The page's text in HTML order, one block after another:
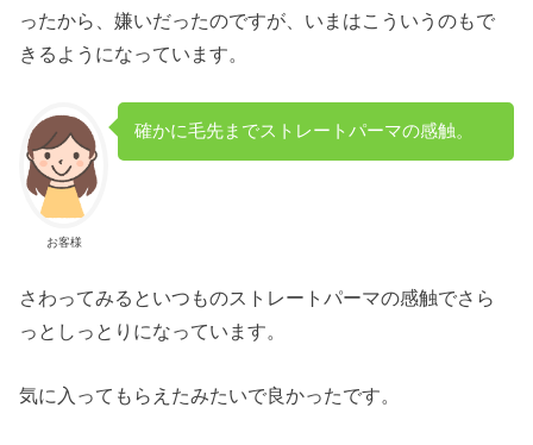
ったから、嫌いだったのですが、いまはこういうのもで
きるようになっています。
お客様
確かに毛先までストレートパーマの感触。
さわってみるといつものストレートパーマの感触でさら
っとしっとりになっています。
気に入ってもらえたみたいで良かったです。